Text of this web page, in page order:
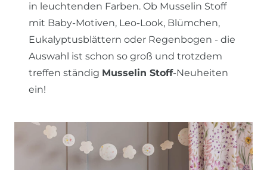
in leuchtenden Farben. Ob Musselin Stoff
mit Baby-Motiven, Leo-Look, Blümchen,
Eukalyptusblättern oder Regenbogen - die
Auswahl ist schon so groß und trotzdem
treffen ständig Musselin Stoff-Neuheiten
ein!